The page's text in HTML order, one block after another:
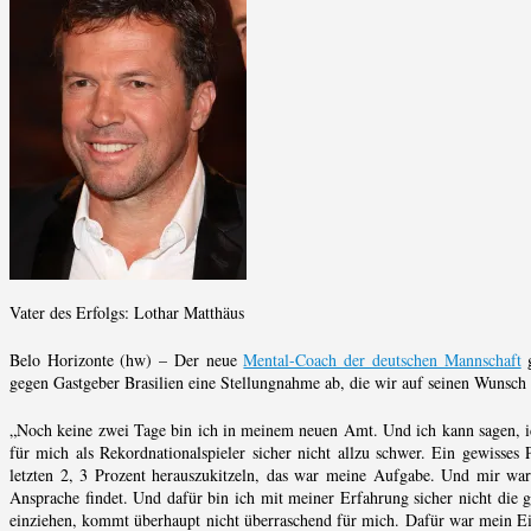
Vater des Erfolgs: Lothar Matthäus
Belo Horizonte (hw) – Der neueMental-Coach der deutschen Mannschaft
gegen Gastgeber Brasilien eine Stellungnahme ab, die wir auf seinen
„Noch keine zwei Tage bin ich in meinem neuen Amt. Und ich kann
für mich als Rekordnationalspieler sicher nicht allzu schwer. Ein
letzten 2, 3 Prozent herauszukitzeln, das war meine Aufgabe. Und mir
Ansprache findet. Und dafür bin ich mit meiner Erfahrung sicher nicht die
einziehen, kommt überhaupt nicht überraschend für mich. Dafür war mein